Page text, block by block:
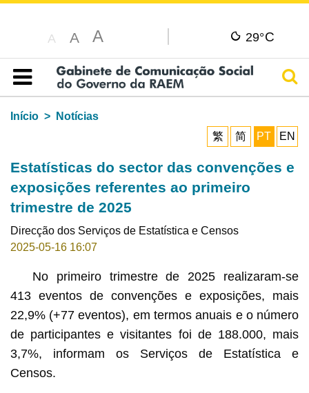
A A A 29°C
Índice
Início
Notícias
繁
简 PT EN
Estatísticas do sector das convenções e
exposições referentes ao primeiro
trimestre de 2025
Direcção dos Serviços de Estatística e Censos
2025-05-16 16:07
No primeiro trimestre de 2025 realizaram-se
413 eventos de convenções e exposições, mais
22,9% (+77 eventos), em termos anuais e o número
de participantes e visitantes foi de 188.000, mais
3,7%, informam os Serviços de Estatística e
Censos.